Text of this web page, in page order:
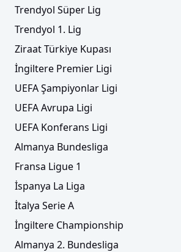
Trendyol Süper Lig
Trendyol 1. Lig
Ziraat Türkiye Kupası
İngiltere Premier Ligi
UEFA Şampiyonlar Ligi
UEFA Avrupa Ligi
UEFA Konferans Ligi
Almanya Bundesliga
Fransa Ligue 1
İspanya La Liga
İtalya Serie A
İngiltere Championship
Almanya 2. Bundesliga